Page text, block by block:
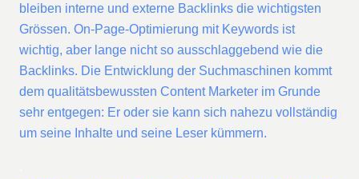
bleiben interne und externe Backlinks die wichtigsten
Grössen. On-Page-Optimierung mit Keywords ist
wichtig, aber lange nicht so ausschlaggebend wie die
Backlinks. Die Entwicklung der Suchmaschinen kommt
dem qualitätsbewussten Content Marketer im Grunde
sehr entgegen: Er oder sie kann sich nahezu vollständig
um seine Inhalte und seine Leser kümmern.